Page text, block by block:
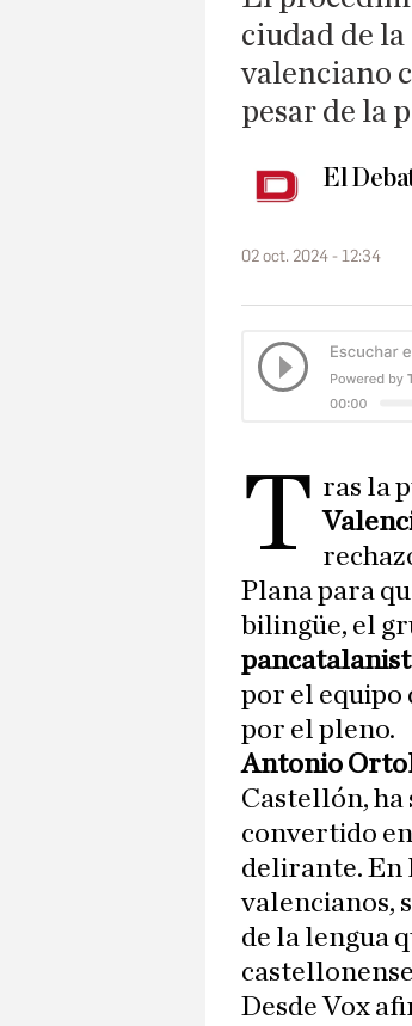
ciudad de
valenciano
pesar de la
El
02 oct. 2024 - 12:34
T ras la
Plana para
bilingüe, el
por el equipo
por el pleno.
Antonio
Castellón, ha
convertido
delirante. En
valencianos,
de la lengua
Desde Vox